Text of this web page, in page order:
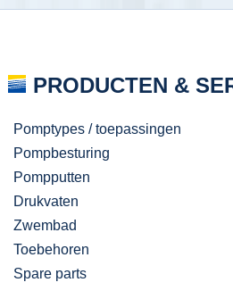
PRODUCTEN &
Pomptypes / toepassingen
Pompbesturing
Pompputten
Drukvaten
Zwembad
Toebehoren
Spare parts